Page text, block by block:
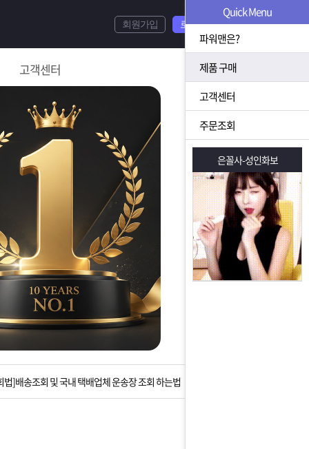
고객센터
회원가입 로그인
상황을 대비해 꼭 입금후 고객센터 연락바랍니다.
연휴 배송 및 휴무 안내
]배송조회 및 국내 택배업체 운송장 조회 하는법
Quick Menu
파워맨은?
제품 구매
고객센터
주문조회
은꼴사-성인화보 은꼴사-성인화보